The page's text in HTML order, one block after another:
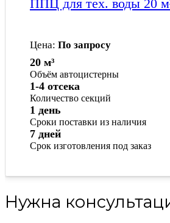
ППЦ для тех. воды 20
Цена: По запросу
Объём автоцистерны
20 м³
Количество секций
1-4 отсека
Сроки поставки из наличия
1 день
Срок изготовления под заказ
7 дней
Нужна